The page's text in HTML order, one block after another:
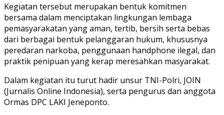
Kegiatan tersebut merupakan bentuk komitmen
bersama dalam menciptakan lingkungan lembaga
pemasyarakatan yang aman, tertib, bersih serta bebas
dari berbagai bentuk pelanggaran hukum, khususnya
peredaran narkoba, penggunaan handphone ilegal, dan
praktik penipuan yang kerap meresahkan masyarakat.
Dalam kegiatan itu turut hadir unsur TNI-Polri, JOIN
(Jurnalis Online Indonesia), serta pengurus dan anggota
Ormas DPC LAKI Jeneponto.